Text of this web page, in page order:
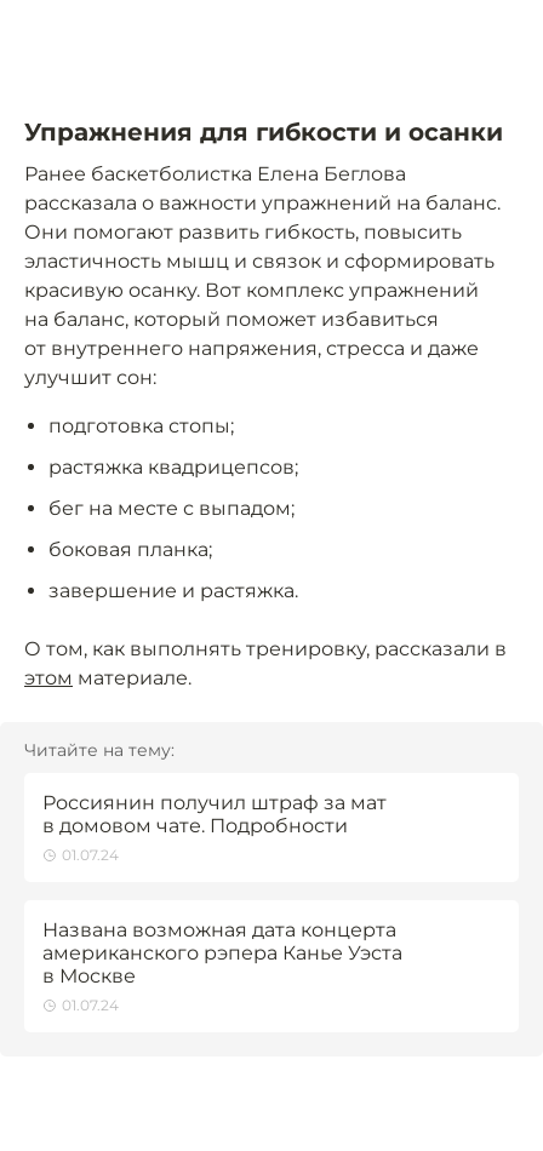
Упражнения для гибкости и осанки
Ранее баскетболистка Елена Беглова
рассказала о важности упражнений на баланс.
Они помогают развить гибкость, повысить
эластичность мышц и связок и сформировать
красивую осанку. Вот комплекс упражнений
на баланс, который поможет избавиться
от внутреннего напряжения, стресса и даже
улучшит сон:
подготовка стопы;
растяжка квадрицепсов;
бег на месте с выпадом;
боковая планка;
завершение и растяжка.
О том, как выполнять тренировку, рассказали в
этом материале.
Читайте на тему:
Россиянин получил штраф за мат
в домовом чате. Подробности
01.07.24
Названа возможная дата концерта
американского рэпера Канье Уэста
в Москве
01.07.24